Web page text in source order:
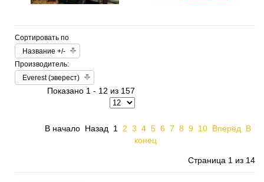
Сортировать по
Название +/-
Производитель:
Everest (эверест)
Показано 1 - 12 из 157
В начало Назад 1 2 3 4 5 6 7 8 9 10 Вперёд
В
конец
Страница 1 из 14